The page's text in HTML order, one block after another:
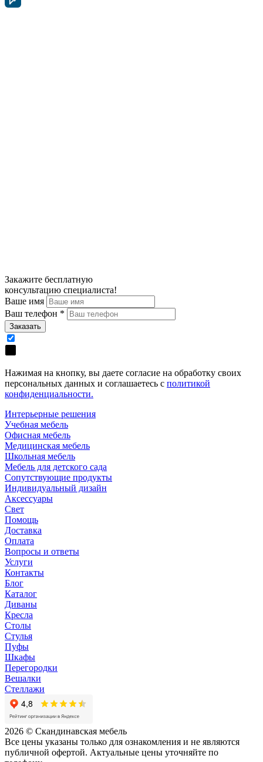
Закажите бесплатную
консультацию специалиста!
Ваше имя
Ваш телефон *
Нажимая на кнопку, вы даете согласие на обработку своих
персональных данных и соглашаетесь с политикой
конфиденциальности.
Интерьерные решения
Учебная мебель
Офисная мебель
Медицинская мебель
Школьная мебель
Мебель для детского сада
Сопутствующие продукты
Индивидуальный дизайн
Аксессуары
Свет
Помощь
Доставка
Оплата
Вопросы и ответы
Услуги
Контакты
Блог
Каталог
Диваны
Кресла
Столы
Стулья
Пуфы
Шкафы
Перегородки
Вешалки
Стеллажи
2026 © Скандинавская мебель
Все цены указаны только для ознакомления и не являются
публичной офертой. Актуальные цены уточняйте по